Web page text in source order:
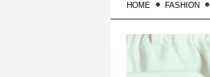
HOME FASHION